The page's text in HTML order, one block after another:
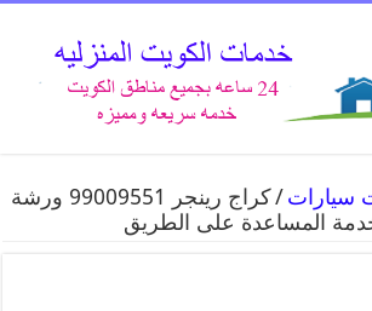
سيارات /
كراج رينجر 99009551 ورشة
المساعدة على الطريق